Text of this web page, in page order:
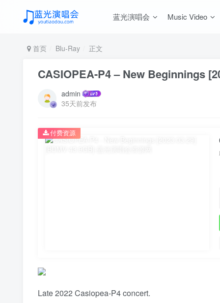
蓝光演唱会 Music Video
首页 Blu-Ray 正文
CASIOPEA-P4 – New Beginnings
admin
35天前发布
付费资源
Late 2022 Casiopea-P4 concert.